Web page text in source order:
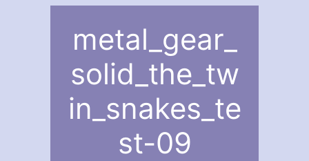
metal_gear_
solid_the_tw
in_snakes_te
st-09